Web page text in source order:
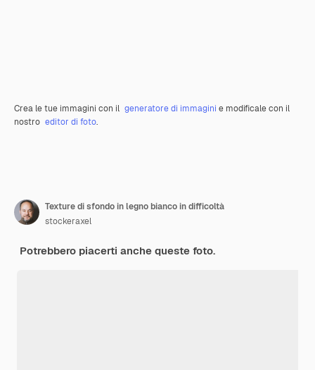
Crea le tue immagini con il generatore di immagini e modificale con il
nostro editor di foto.
Texture di sfondo in legno bianco in difficoltà
stockeraxel
Potrebbero piacerti anche queste foto.